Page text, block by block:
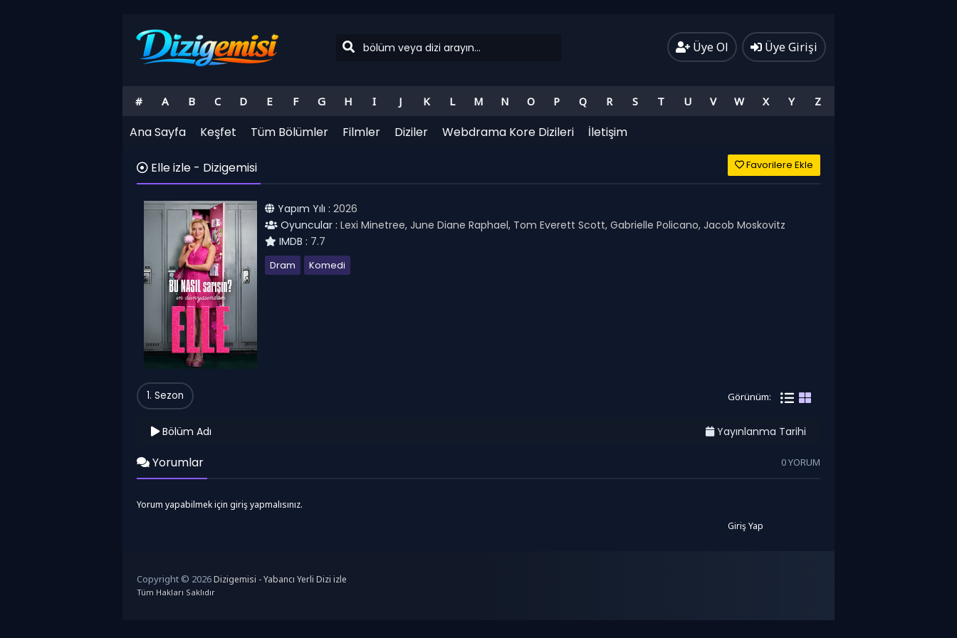
Üye Ol Üye Girişi
# A B C D E F G H I J K L M N O P Q R S T U V W X Y Z
Ana Sayfa Keşfet Tüm Bölümler Filmler Diziler Webdrama Kore Dizileri İletişim
Elle izle - Dizigemisi Favorilere Ekle
Yapım Yılı : 2026
Oyuncular : Lexi Minetree, June Diane Raphael, Tom Everett Scott, Gabrielle Policano, Jacob Moskovitz
IMDB : 7.7
Dram Komedi
Görünüm:
1. Sezon
Bölüm Adı Yayınlanma Tarihi
Yorumlar 0 YORUM
Yorum yapabilmek için giriş yapmalısınız.
Giriş Yap
Copyright © 2026Dizigemisi - Yabancı Yerli Dizi izle
Tüm Hakları Saklıdır